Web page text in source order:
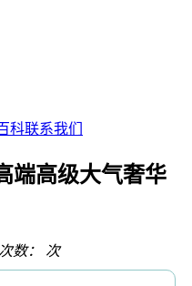
科联系我们
端高级大气奢华
数： 次